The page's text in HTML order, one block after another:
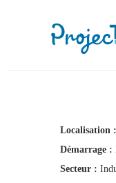
Localisation :
Démarrage :
Secteur :